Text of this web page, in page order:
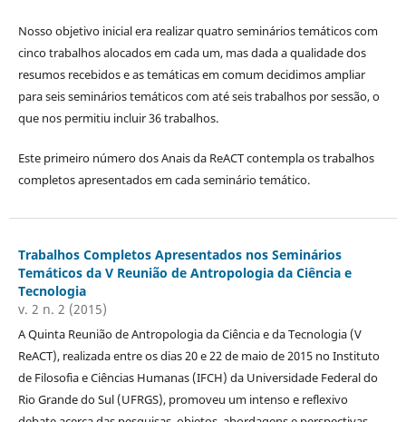
Nosso objetivo inicial era realizar quatro seminários temáticos com
cinco trabalhos alocados em cada um, mas dada a qualidade dos
resumos recebidos e as temáticas em comum decidimos ampliar
para seis seminários temáticos com até seis trabalhos por sessão, o
que nos permitiu incluir 36 trabalhos.
Este primeiro número dos Anais da ReACT contempla os trabalhos
completos apresentados em cada seminário temático.
Trabalhos Completos Apresentados nos Seminários
Temáticos da V Reunião de Antropologia da Ciência e
Tecnologia
v. 2 n. 2 (2015)
A Quinta Reunião de Antropologia da Ciência e da Tecnologia (V
ReACT), realizada entre os dias 20 e 22 de maio de 2015 no Instituto
de Filosofia e Ciências Humanas (IFCH) da Universidade Federal do
Rio Grande do Sul (UFRGS), promoveu um intenso e reflexivo